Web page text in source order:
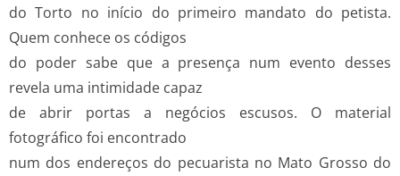
do Torto no início do primeiro mandato do petista.
Quem conhece os códigos
do poder sabe que a presença num evento desses
revela uma intimidade capaz
de abrir portas a negócios escusos. O material
fotográfico foi encontrado
num dos endereços do pecuarista no Mato Grosso do